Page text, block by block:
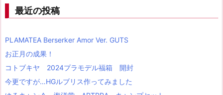
最近の投稿
PLAMATEA Berserker Amor Ver. GUTS
お正月の成果！
コトブキヤ 2024プラモデル福箱 開封
今更ですが…HGルブリス作ってみました